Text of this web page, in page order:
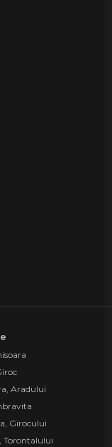
Aradului
Girocului
Torontalului